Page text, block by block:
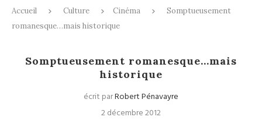
Accueil Culture Cinéma
Somptueusement
romanesque…mais historique
Somptueusement romanesque…mais
historique
écrit parRobert Pénavayre
2 décembre 2012